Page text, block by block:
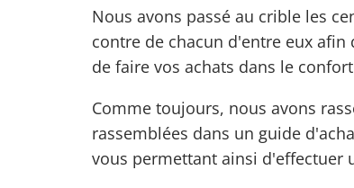
Nous avons passé au crible les
contre de chacun d'entre eux
de faire vos achats dans le
Comme toujours, nous avons
rassemblées dans un guide
vous permettant ainsi d'effectuer